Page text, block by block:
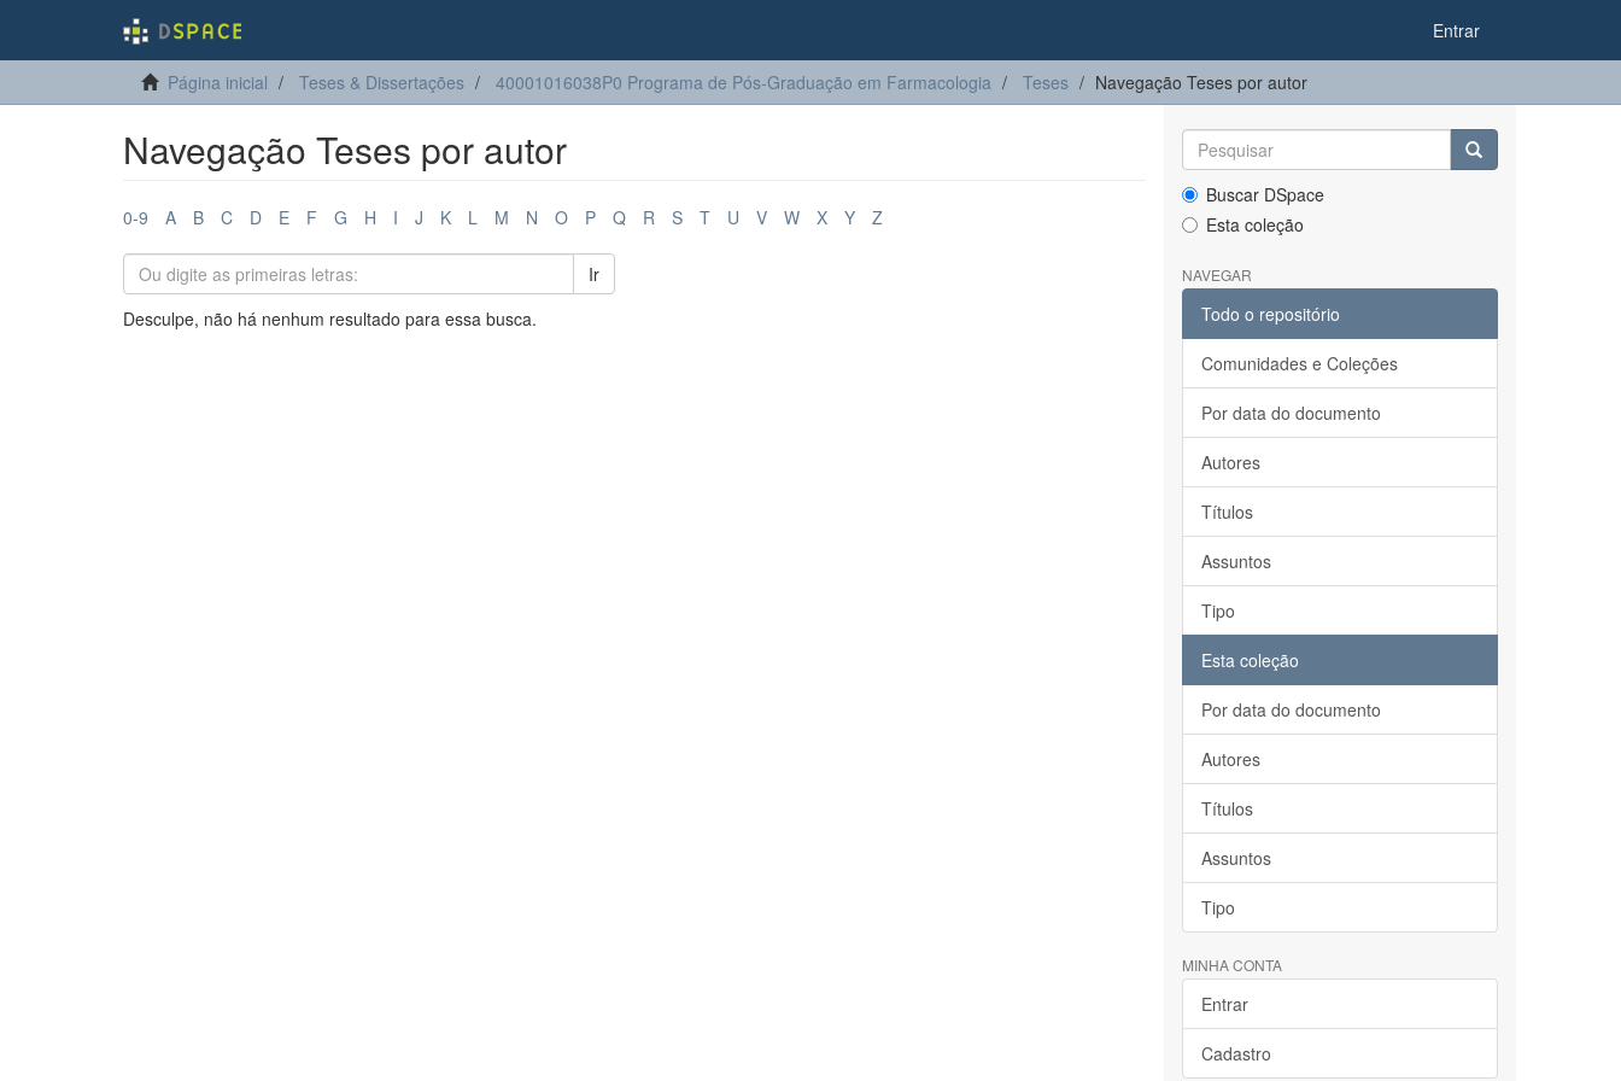
Entrar
Página inicial Teses & Dissertações 40001016038P0 Programa de Pós-Graduação em Farmacologia Teses Navegação Teses por autor
Navegação Teses por autor
0-9 A B C D E F G H I J K L M N O P Q R S T U V W X Y Z
Ir
Desculpe, não há nenhum resultado para essa busca.
Buscar DSpace
Esta coleção
NAVEGAR
Todo o repositório
Comunidades e Coleções
Por data do documento
Autores
Títulos
Assuntos
Tipo
Esta coleção
Por data do documento
Autores
Títulos
Assuntos
Tipo
MINHA CONTA
Entrar
Cadastro